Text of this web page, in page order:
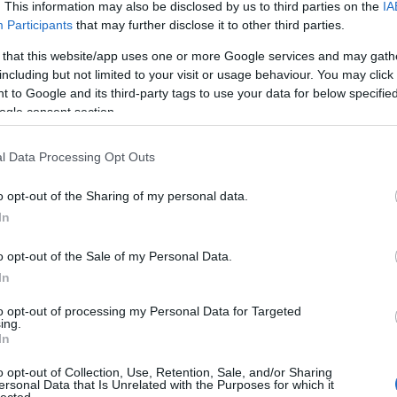
This information may also be disclosed by us to third parties on the
Participants that may further disclose it to other third parties.
that this website/app uses one or more Google services and may
but not limited to your visit or usage behaviour. You may
to Google and its third-party tags to use your data for below
consent section.
Data Processing Opt Outs
opt-out of the Sharing of my personal data.
opt-out of the Sale of my Personal Data.
opt-out of processing my Personal Data for Targeted
opt-out of Collection, Use, Retention, Sale, and/or Sharing
Data that Is Unrelated with the Purposes for which it
esetleg a premier hétvégéjén. A Vertigo Média
moziba, úgyhogy ennek fényében érdemes értékelni
a jobban promózott
szívvel(5.049) bemutatkozásánál. A standard tehát itt
a szájhagyomány, ami jelen esetben felettébb
mint 33 ezren látták, ez talán nem teljesíthetetlen
nézettségi rangsorolással azonban éppen 10.
kedvenccel folytatta a klasszikusok újrabemutatását.
a pláne, hogy alighanem most először részesült Kertész
ezelőtt ugyanis csak a Filmmúzeumban (később
később párszor az Örökmozgó Filmmúzeumban), és
Puskinban (feliratosan) és további nyolc vidéki
fel a 74 éves művet, ami 1,2 millió forintos bevétellel
az elmúlt négy nap során) átlagosan 56 néző ült, ami
jelentkezett filmmel. A Határtalan szerelem
című görög
Osvárt Andrea és J.K. Simmons szereplésével
839-en döntöttek a romantikus dráma mellett,
a 20. helyet érte a toplistán.
dvd (
fun(